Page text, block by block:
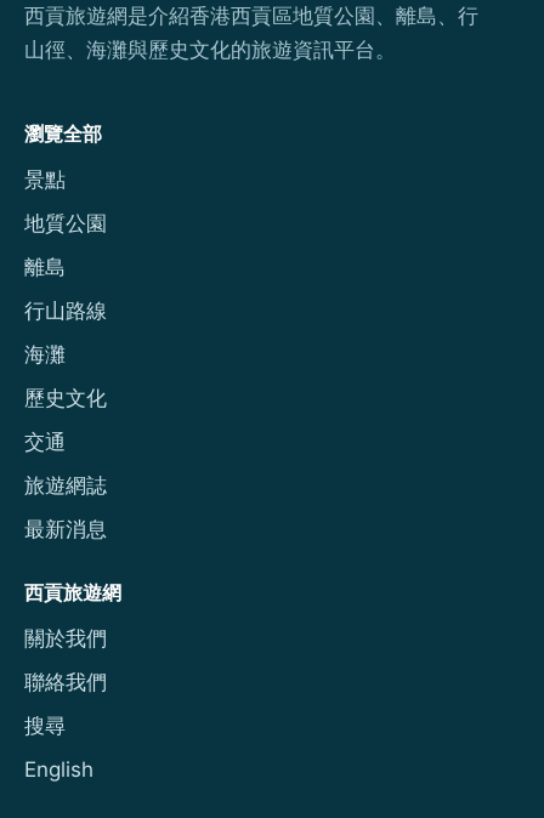
西貢旅遊網是介紹香港西貢區地質公園、離島、行
山徑、海灘與歷史文化的旅遊資訊平台。
瀏覽全部
景點
地質公園
離島
行山路線
海灘
歷史文化
交通
旅遊網誌
最新消息
西貢旅遊網
關於我們
聯絡我們
搜尋
English